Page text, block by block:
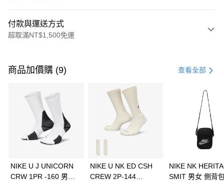
付款與運送方式
超取滿NT$1,500免運
信用卡一次付款
3 期 0 利率 每期 21家銀行
合作金庫商業銀行
第一商業銀行
華南商業銀行
彰化商業銀行
上海商業儲蓄銀行
Apple Pay
全盈+PAY
商品加價購 (9) 查看全部
NIKE U J UNICORN
CRW 1PR -160 男女
NIKE U NK ED CSH
CREW 2P-144
NIKE NK
SMIT 男女 側背